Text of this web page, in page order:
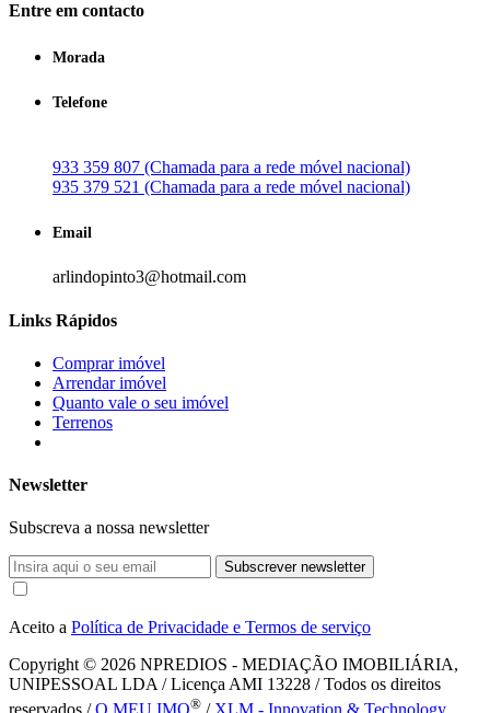
Entre em contacto
Morada
Telefone
933 359 807 (Chamada para a rede móvel nacional)
935 379 521 (Chamada para a rede móvel nacional)
Email
arlindopinto3@hotmail.com
Links Rápidos
Comprar imóvel
Arrendar imóvel
Quanto vale o seu imóvel
Terrenos
Newsletter
Subscreva a nossa newsletter
Subscrever newsletter
Aceito a Política de Privacidade e Termos de serviço
Copyright © 2026 NPREDIOS - MEDIAÇÃO IMOBILIÁRIA,
UNIPESSOAL LDA / Licença AMI 13228 / Todos os direitos
reservados /O MEU IMO® / XLM - Innovation & Technology